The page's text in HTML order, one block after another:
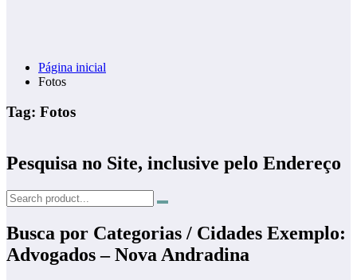
Página inicial
Fotos
Tag: Fotos
Pesquisa no Site, inclusive pelo Endereço
Busca por Categorias / Cidades Exemplo:
Advogados – Nova Andradina